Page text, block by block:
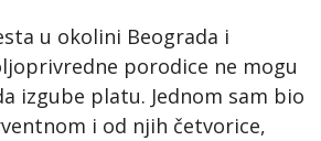
u okolini Beograda i
porodice ne mogu
izgube platu. Jednom sam bio
i od njih četvorice,